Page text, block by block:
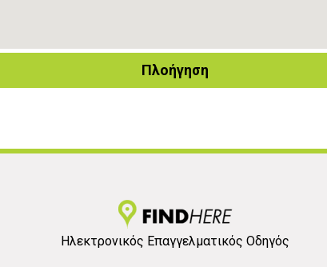
Πλοήγηση
Ηλεκτρονικός Επαγγελματικός Οδηγός